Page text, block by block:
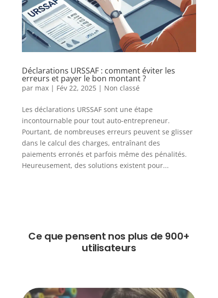
Déclarations URSSAF : comment éviter les
erreurs et payer le bon montant ?
par max| Fév 22, 2025| Non classé
Les déclarations URSSAF sont une étape
incontournable pour tout auto-entrepreneur.
Pourtant, de nombreuses erreurs peuvent se glisser
dans le calcul des charges, entraînant des
paiements erronés et parfois même des pénalités.
Heureusement, des solutions existent pour...
Ce que pensent nos plus de 900+
utilisateurs